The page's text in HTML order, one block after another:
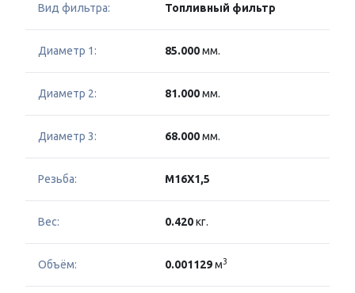
Вид фильтра: Топливный фильтр
Диаметр 1: 85.000мм.
Диаметр 2: 81.000мм.
Диаметр 3: 68.000мм.
Резьба: M16X1,5
Вес: 0.420кг.
Объём: 0.001129м3